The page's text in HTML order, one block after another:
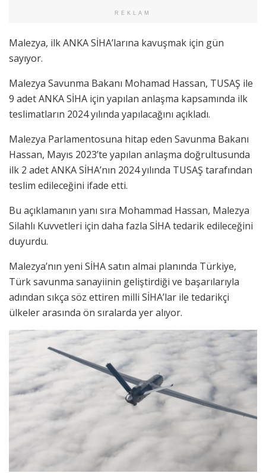
REKLAM
Malezya, ilk ANKA SİHA’larına kavuşmak için gün
sayıyor.
Malezya Savunma Bakanı Mohamad Hassan, TUSAŞ ile
9 adet ANKA SİHA için yapılan anlaşma kapsamında ilk
teslimatların 2024 yılında yapılacağını açıkladı.
Malezya Parlamentosuna hitap eden Savunma Bakanı
Hassan, Mayıs 2023’te yapılan anlaşma doğrultusunda
ilk 2 adet ANKA SİHA’nın 2024 yılında TUSAŞ tarafından
teslim edileceğini ifade etti.
Bu açıklamanın yanı sıra Mohammad Hassan, Malezya
Silahlı Kuvvetleri için daha fazla SİHA tedarik edileceğini
duyurdu.
Malezya’nın yeni SİHA satın almai planında Türkiye,
Türk savunma sanayiinin geliştirdiği ve başarılarıyla
adından sıkça söz ettiren milli SİHA’lar ile tedarikçi
ülkeler arasında ön sıralarda yer alıyor.